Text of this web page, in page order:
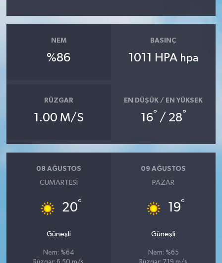
NEM
%86
BASINÇ
1011 HPA hpa
RÜZGAR
1.00 M/S
EN DÜŞÜK / EN YÜKSEK
16° / 28°
08 AĞUSTOS
CUMARTESI
20°
Güneşli
Nem: %64
09 AĞUSTOS
PAZAR
19°
Güneşli
Nem: %65